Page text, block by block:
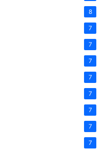
8
7
7
7
7
7
7
7
7